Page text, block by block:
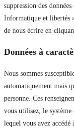
suppression des
Informatique et libertés
de nous écrire en
Données à
Nous sommes
automatiquement mais
personne. Ces
vous utilisez, le
lequel vous avez accédé